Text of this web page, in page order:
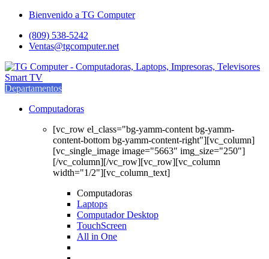
Saltar
navegación
saltar
contenido
Bienvenido a TG Computer
(809) 538-5242
Ventas@tgcomputer.net
Departamentos
Computadoras
[vc_row el_class="bg-yamm-content bg-yamm-
content-bottom bg-yamm-content-right"][vc_column]
[vc_single_image image="5663" img_size="250"]
[/vc_column][/vc_row][vc_row][vc_column
width="1/2"][vc_column_text]
Computadoras
Laptops
Computador Desktop
TouchScreen
All in One